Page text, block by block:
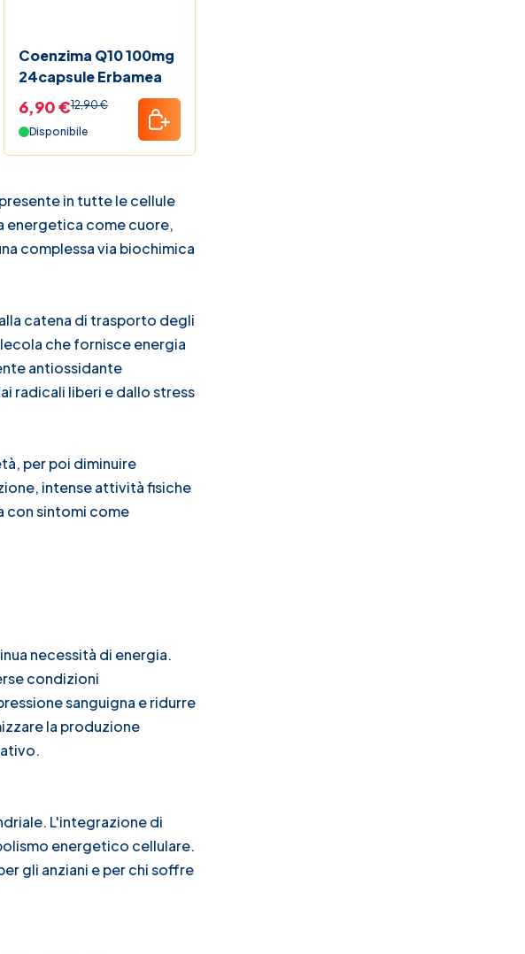
Coenzima Q10 100mg
24capsule Erbamea
6,90 €12,90 €
Disponibile
in tutte le cellule
energetica come cuore,
complessa via biochimica
catena di trasporto degli
che fornisce energia
antiossidante
radicali liberi e dallo stress
per poi diminuire
intense attività fisiche
con sintomi come
necessità di energia.
condizioni
sanguigna e ridurre
la produzione
L'integrazione di
energetico cellulare.
gli anziani e per chi soffre